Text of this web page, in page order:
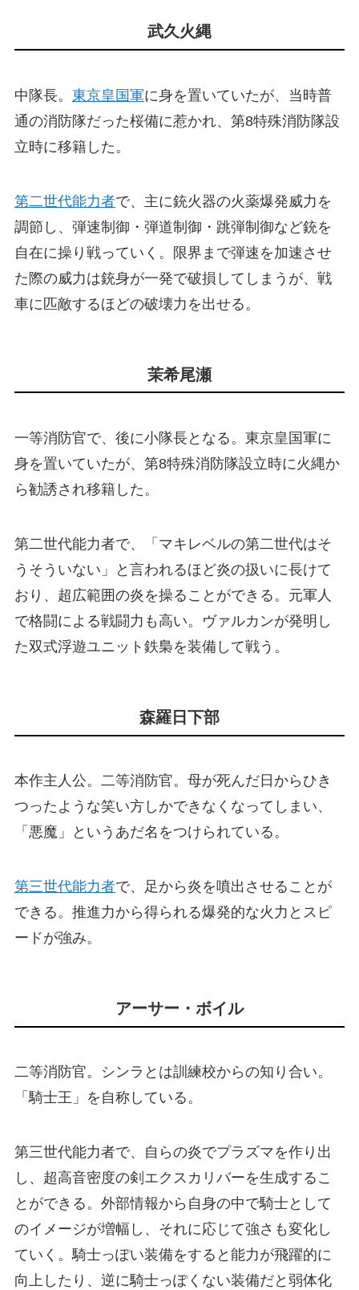
武久火縄
中隊長。 東京皇国軍に身を置いていたが、当時普
通の消防隊だった桜備に惹かれ、第8特殊消防隊設
立時に移籍した。
第二世代能力者で、主に銃火器の火薬爆発威力を
調節し、弾速制御・弾道制御・跳弾制御など銃を
自在に操り戦っていく。限界まで弾速を加速させ
た際の威力は銃身が一発で破損してしまうが、戦
車に匹敵するほどの破壊力を出せる。
茉希尾瀬
一等消防官で、後に小隊長となる。東京皇国軍に
身を置いていたが、第8特殊消防隊設立時に火縄か
ら勧誘され移籍した。
第二世代能力者で、「マキレベルの第二世代はそ
うそういない」と言われるほど炎の扱いに長けて
おり、超広範囲の炎を操ることができる。元軍人
で格闘による戦闘力も高い。ヴァルカンが発明し
た双式浮遊ユニット鉄梟を装備して戦う。
森羅日下部
本作主人公。二等消防官。母が死んだ日からひき
つったような笑い方しかできなくなってしまい、
「悪魔」というあだ名をつけられている。
第三世代能力者で、足から炎を噴出させることが
できる。推進力から得られる爆発的な火力とスピ
ードが強み。
アーサー・ボイル
二等消防官。シンラとは訓練校からの知り合い。
「騎士王」を自称している。
第三世代能力者で、自らの炎でプラズマを作り出
し、超高音密度の剣エクスカリバーを生成するこ
とができる。外部情報から自身の中で騎士として
のイメージが増幅し、それに応じて強さも変化し
ていく。騎士っぽい装備をすると能力が飛躍的に
向上したり、逆に騎士っぽくない装備だと弱体化